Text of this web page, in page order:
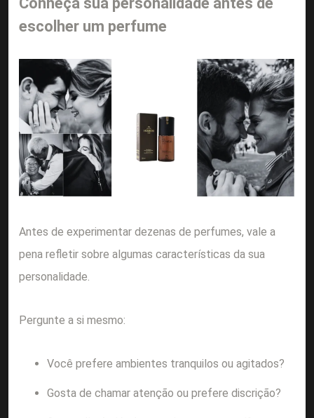
escolher um perfume
Antes de experimentar dezenas de perfumes, vale a
pena refletir sobre algumas características da sua
personalidade.
Pergunte a si mesmo:
Você prefere ambientes tranquilos ou agitados?
Gosta de chamar atenção ou prefere discrição?